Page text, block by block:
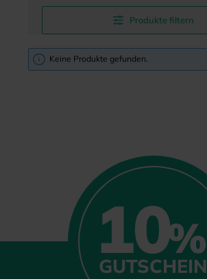
Produkte filtern
Keine Produkte gefunden.
10%
GUTSCHEIN